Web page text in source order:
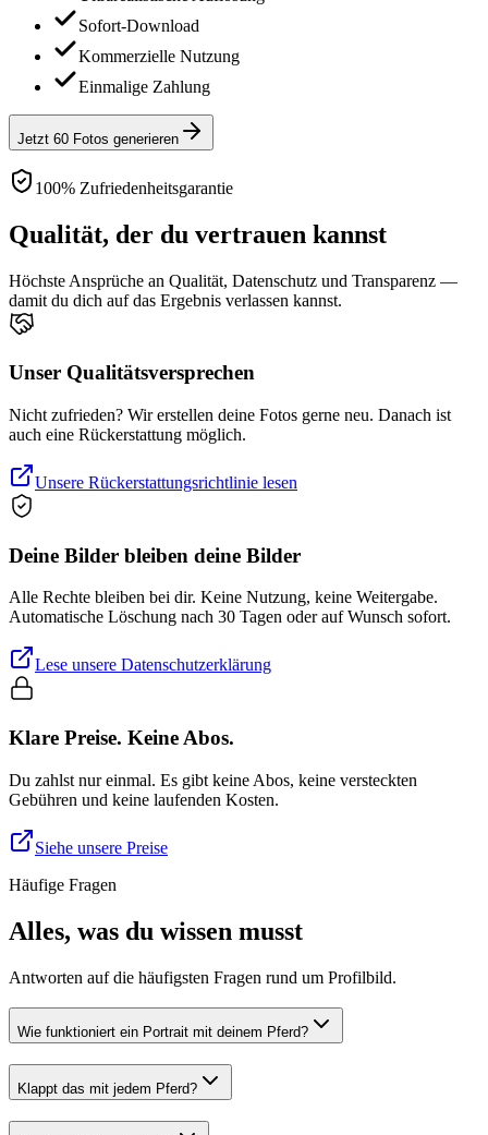
Sofort-Download
Kommerzielle Nutzung
Einmalige Zahlung
Jetzt 60 Fotos generieren
100% Zufriedenheitsgarantie
Qualität, der du vertrauen kannst
Höchste Ansprüche an Qualität, Datenschutz und Transparenz —
damit du dich auf das Ergebnis verlassen kannst.
Unser Qualitätsversprechen
Nicht zufrieden? Wir erstellen deine Fotos gerne neu. Danach ist
auch eine Rückerstattung möglich.
Unsere Rückerstattungsrichtlinie lesen
Deine Bilder bleiben deine Bilder
Alle Rechte bleiben bei dir. Keine Nutzung, keine Weitergabe.
Automatische Löschung nach 30 Tagen oder auf Wunsch sofort.
Lese unsere Datenschutzerklärung
Klare Preise. Keine Abos.
Du zahlst nur einmal. Es gibt keine Abos, keine versteckten
Gebühren und keine laufenden Kosten.
Siehe unsere Preise
Häufige Fragen
Alles, was du wissen musst
Antworten auf die häufigsten Fragen rund um Profilbild.
Wie funktioniert ein Portrait mit deinem Pferd?
Klappt das mit jedem Pferd?